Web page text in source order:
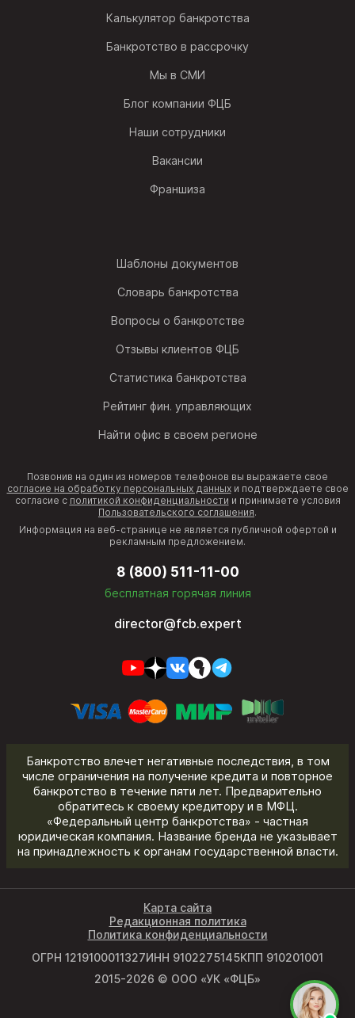
Калькулятор банкротства
Банкротство в рассрочку
Мы в СМИ
Блог компании ФЦБ
Наши сотрудники
Вакансии
Франшиза
Шаблоны документов
Словарь банкротства
Вопросы о банкротстве
Отзывы клиентов ФЦБ
Статистика банкротства
Рейтинг фин. управляющих
Найти офис в своем регионе
Позвонив на один из номеров телефонов вы выражаете свое
согласие на обработку персональных данныхи подтверждаете свое
согласие с политикой конфиденциальности и принимаете условия
Пользовательского соглашения.
Информация на веб-странице не является публичной офертой и
рекламным предложением.
8 (800) 511-11-00
бесплатная горячая линия
director@fcb.expert
Банкротство влечет негативные последствия, в том
числе ограничения на получение кредита и повторное
банкротство в течение пяти лет. Предварительно
обратитесь к своему кредитору и в МФЦ.
«Федеральный центр банкротства» - частная
юридическая компания. Название бренда не указывает
на принадлежность к органам государственной власти.
ОГРН 1219100011327ИНН 9102275145КПП 910201001
2015-2026 © ООО «УК «ФЦБ»
Карта сайта
Редакционная политика
Политика конфиденциальности